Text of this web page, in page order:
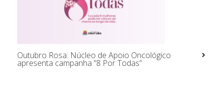
Outubro Rosa: Núcleo de Apoio Oncológico
apresenta campanha “8 Por Todas”